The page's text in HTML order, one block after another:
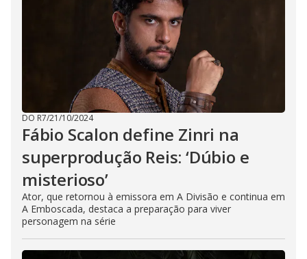
DO R7/21/10/2024
Fábio Scalon define Zinri na
superprodução Reis: ‘Dúbio e
misterioso’
Ator, que retornou à emissora em A Divisão e continua em
A Emboscada, destaca a preparação para viver
personagem na série